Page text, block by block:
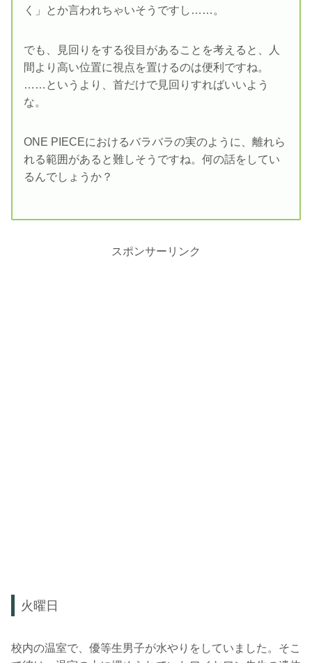
く」とか言われちゃいそうですし……。
でも、見回りをする役目があることを考えると、人
間より高い位置に視点を置けるのは便利ですね。
……というより、首だけで見回りすればいいよう
な。
ONE PIECEにおけるバラバラの実のように、離れら
れる範囲があると難しそうですね。何の話をしてい
るんでしょうか？
スポンサーリンク
火曜日
校内の温室で、優等生男子が水やりをしていました。そこ